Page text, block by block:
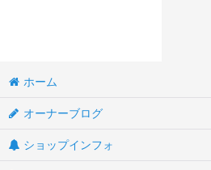
ホーム
オーナーブログ
ショップインフォ